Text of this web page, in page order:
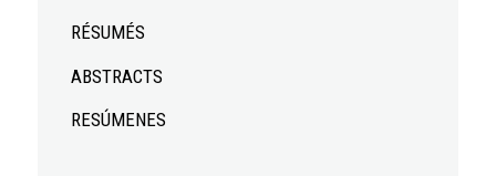
RÉSUMÉS
ABSTRACTS
RESÚMENES